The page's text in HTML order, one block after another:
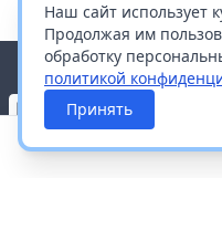
Наш сайт использует
Продолжая им
обработку
политикой
Принять